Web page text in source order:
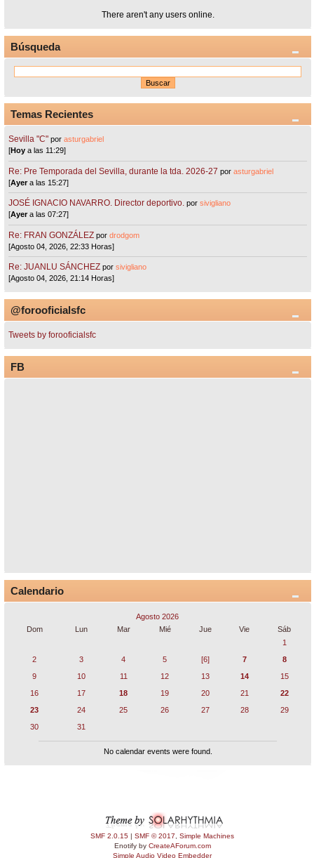
There aren't any users online.
Búsqueda
Temas Recientes
Sevilla "C"porasturgabriel
[Hoy a las 11:29]
Re: Pre Temporada del Sevilla, durante la tda. 2026-27 porasturgabriel
[Ayera las 15:27]
JOSÉ IGNACIO NAVARRO. Director deportivo. porsivigliano
[Ayera las 07:27]
Re: FRAN GONZÁLEZ pordrodgom
[Agosto 04, 2026, 22:33 Horas]
Re: JUANLU SÁNCHEZ porsivigliano
[Agosto 04, 2026, 21:14 Horas]
@forooficialsfc
Tweets by forooficialsfc
FB
Calendario
Agosto 2026
Dom
Lun Mar Mié Jue Vie
Sáb
1
2
3 4 5 [6] 7
8
9
10 11 12 13 14
15
16
17 18 19 20 21
22
23
24 25 26 27 28
29
30
31
No calendar events were found.
SMF 2.0.15 | SMF © 2017
Simple Machines
Enotify by CreateAForum.com
Simple Audio Video Embedder